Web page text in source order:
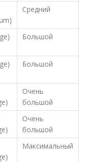
Средний
Большой
Большой
Очень
большой
Очень
большой
Максимальный